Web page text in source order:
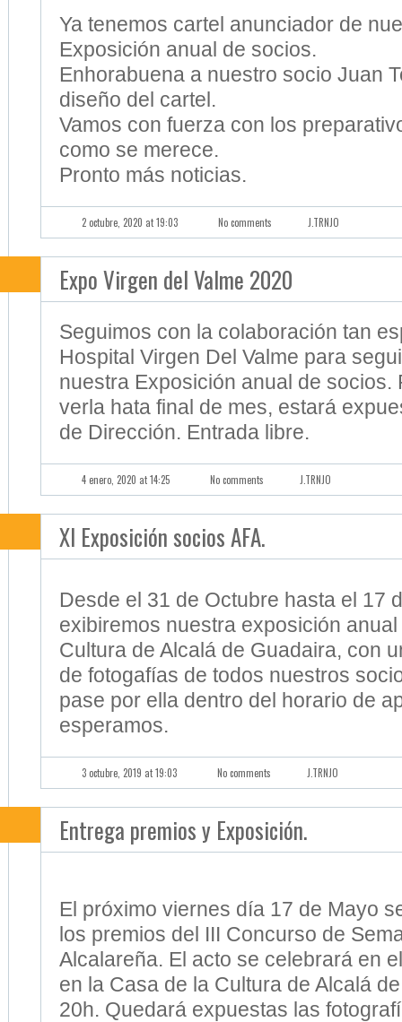
Ya tenemos cartel anunciador de
Exposición anual de socios.
Enhorabuena a nuestro socio Juan
diseño del cartel.
Vamos con fuerza con los
como se merece.
Pronto más noticias.
2 octubre, 2020 at 19:03 No comments J.TRNJO
Expo Virgen del Valme 2020
Seguimos con la colaboración tan
Hospital Virgen Del Valme para
nuestra Exposición anual de socios.
verla hata final de mes, estará
de Dirección. Entrada libre.
4 enero, 2020 at 14:25 No comments J.TRNJO
XI Exposición socios AFA.
Desde el 31 de Octubre hasta el 17
exibiremos nuestra exposición
Cultura de Alcalá de Guadaira, con
de fotogafías de todos nuestros
pase por ella dentro del horario de
esperamos.
3 octubre, 2019 at 19:03 No comments J.TRNJO
Entrega premios y Exposición.
El próximo viernes día 17 de Mayo
los premios del III Concurso de
Alcalareña. El acto se celebrará en
en la Casa de la Cultura de Alcalá
20h. Quedará expuestas las